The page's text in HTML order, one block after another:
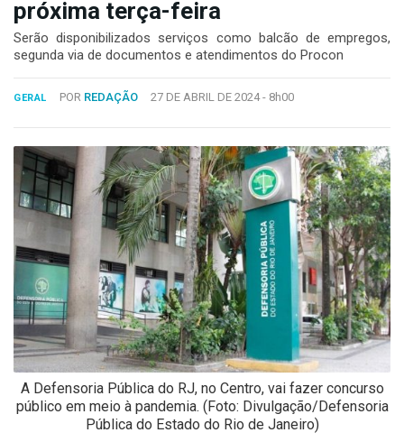
COLUNAS
2024
Desenvolvido
por
Hesea
Tecnologia
Sistemas
próxima terça-feira
Serão disponibilizados serviços como balcão de empregos,
segunda via de documentos e atendimentos do Procon
GERAL POR REDAÇÃO 27 DE ABRIL DE 2024 - 8h00
A Defensoria Pública do RJ, no Centro, vai fazer concurso
público em meio à pandemia. (Foto: Divulgação/Defensoria
Pública do Estado do Rio de Janeiro)